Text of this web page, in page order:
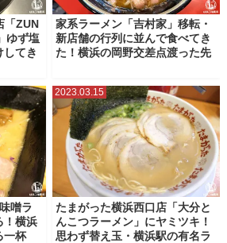
「ZUN
ゆず塩
してき
家系ラーメン「吉村家」移転・
新店舗の行列に並んで食べてき
た！横浜の岡野交差点渡った先
噌ラ
！横浜
一杯
2023.03.15
たまがった横浜西口店「大分と
んこつラーメン」にヤミツキ！
思わず替え玉・横浜駅の有名ラ